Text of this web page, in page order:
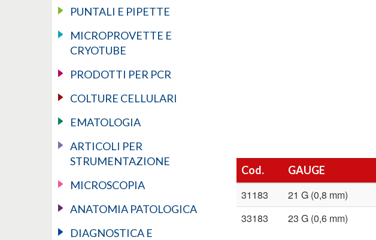
PUNTALI E PIPETTE
MICROPROVETTE E
CRYOTUBE
PRODOTTI PER PCR
COLTURE CELLULARI
EMATOLOGIA
ARTICOLI PER
STRUMENTAZIONE
MICROSCOPIA
ANATOMIA PATOLOGICA
DIAGNOSTICA E
Cod. GAUGE
31183 21 G (0,8 mm)
33183
23 G (0,6 mm)